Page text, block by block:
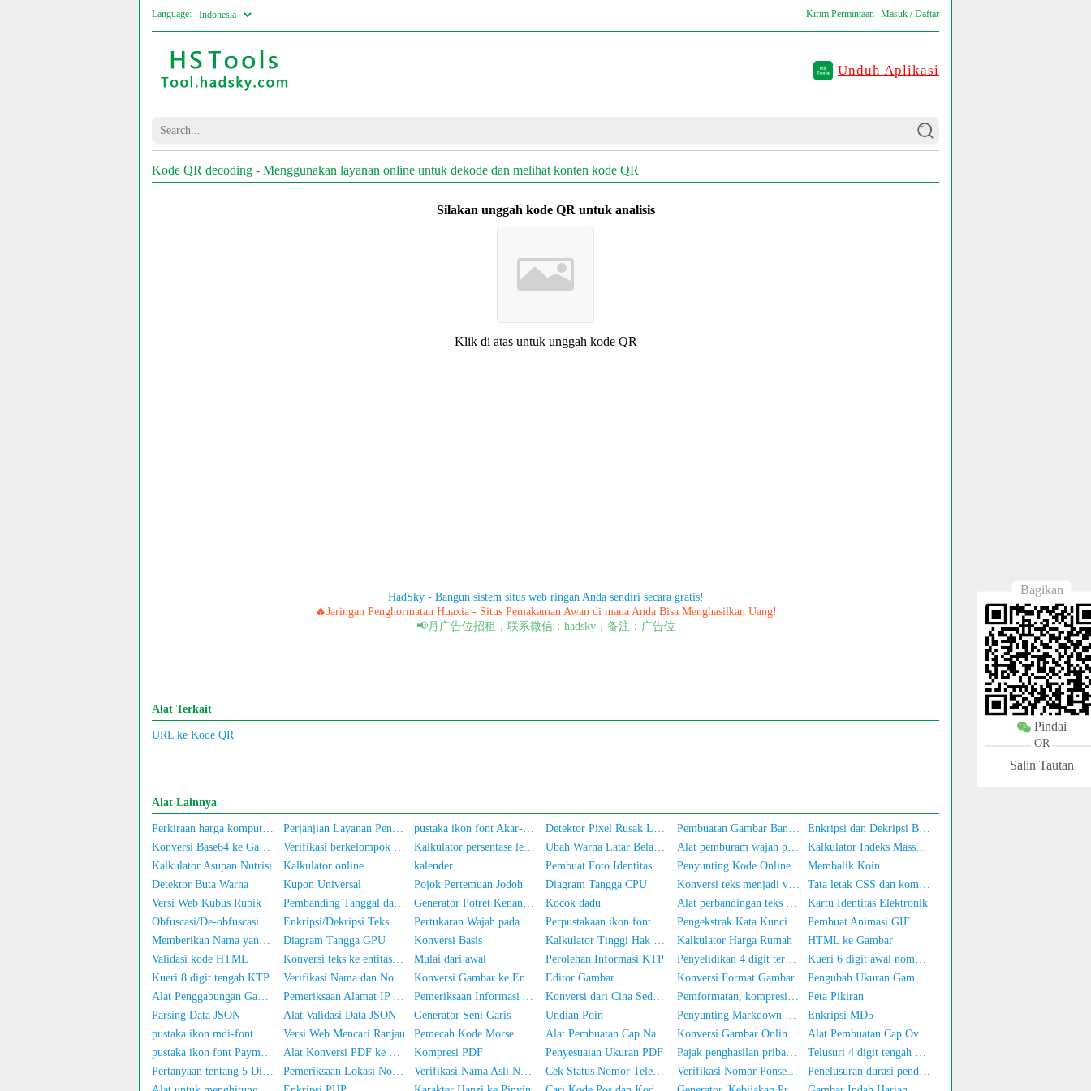
Language: Kirim Permintaan Masuk / Daftar
Unduh Aplikasi
Kode QR decoding - Menggunakan layanan online untuk dekode dan melihat konten kode QR
Silakan unggah kode QR untuk analisis
Klik di atas untuk unggah kode QR
HadSky - Bangun sistem situs web ringan Anda sendiri secara gratis!
🔥Jaringan Penghormatan Huaxia - Situs Pemakaman Awan di mana Anda Bisa Menghasilkan Uang!
📢月广告位招租，联系微信：hadsky，备注：广告位
Alat Terkait
URL ke Kode QR
Alat Lainnya
Perkiraan harga komputer/ponsel bekas Perjanjian Layanan Pengguna dan Kebijakan Privasi pustaka ikon font Akar-Icons Detektor Pixel Rusak Layar Pembuatan Gambar Banner
Enkripsi dan Dekripsi Base64
Konversi Base64 ke Gambar
Verifikasi berkelompok atas otentikasi nama sebenarnya untuk nomor ponsel/Kartu Identitas Kalkulator persentase lemak tubuh Ubah Warna Latar Belakang Foto Alat pemburam wajah pada foto
Kalkulator Indeks Massa Tubuh
Kalkulator Asupan Nutrisi
Kalkulator online kalender Pembuat Foto Identitas Penyunting Kode Online
Membalik Koin
Detektor Buta Warna
Kupon Universal Pojok Pertemuan Jodoh Diagram Tangga CPU Konversi teks menjadi variabel JS
Tata letak CSS dan kompresi
Versi Web Kubus Rubik
Pembanding Tanggal dan Waktu Generator Potret Kenangan Kocok dadu Alat perbandingan teks online
Kartu Identitas Elektronik
Obfuscasi/De-obfuscasi Gambar
Enkripsi/Dekripsi Teks Pertukaran Wajah pada Gambar AI Perpustakaan ikon font font-awesome Pengekstrak Kata Kunci Teks
Pembuat Animasi GIF
Memberikan Nama yang Bagus
Diagram Tangga GPU Konversi Basis Kalkulator Tinggi Hak Sepatu Kalkulator Harga Rumah
HTML ke Gambar
Validasi kode HTML
Konversi teks ke entitas HTML Mulai dari awal Perolehan Informasi KTP Penyelidikan 4 digit terakhir kartu identitas
Kueri 6 digit awal nomor KTP
Kueri 8 digit tengah KTP
Verifikasi Nama dan Nomor ID Konversi Gambar ke Enkoding Base64 Editor Gambar Konversi Format Gambar
Pengubah Ukuran Gambar Secara Massal
Alat Penggabungan Gambar
Pemeriksaan Alamat IP Lokal Pemeriksaan Informasi Alamat IP Konversi dari Cina Sederhana ke Cina Tradisional Pemformatan, kompresi, enkripsi/pengacakan kode JS
Peta Pikiran
Parsing Data JSON
Alat Validasi Data JSON Generator Seni Garis Undian Poin Penyunting Markdown Daring
Enkripsi MD5
pustaka ikon mdi-font
Versi Web Mencari Ranjau Pemecah Kode Morse Alat Pembuatan Cap Nama Lengkap Konversi Gambar Online ke Teks
Alat Pembuatan Cap Ovals
pustaka ikon font PaymentFont
Alat Konversi PDF ke Gambar Kompresi PDF Penyesuaian Ukuran PDF Pajak penghasilan pribadi dihitung secara online
Telusuri 4 digit tengah nomor telepon
Pertanyaan tentang 5 Digit Tengah Nomor Telepon
Pemeriksaan Lokasi Nomor Ponsel Verifikasi Nama Asli Nomor Ponsel Cek Status Nomor Telepon Verifikasi Nomor Ponsel dan Nama
Penelusuran durasi pendaftaran nomor ponsel
Bagikan
Pindai
OR
Salin Tautan